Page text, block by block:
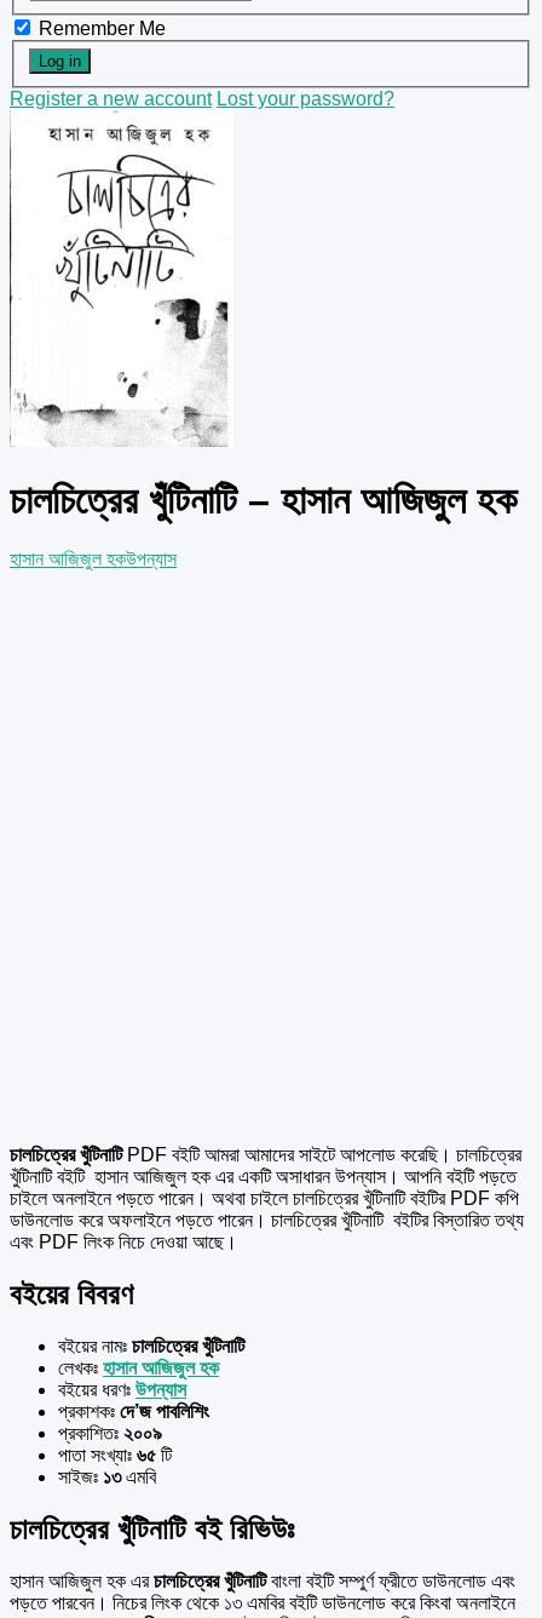
Remember Me
Register a new account Lost your password?
চালচিত্রের খুঁটিনাটি – হাসান আজিজুল হক
হাসান আজিজুল হকউপন্যাস
চালচিত্রের খুঁটিনাটিPDF বইটি আমরা আমাদের সাইটে আপলোড করেছি। চালচিত্রের
খুঁটিনাটি বইটি হাসান আজিজুল হক এর একটি অসাধারন উপন্যাস। আপনি বইটি পড়তে
চাইলে অনলাইনে পড়তে পারেন। অথবা চাইলে চালচিত্রের খুঁটিনাটি বইটির PDF কপি
ডাউনলোড করে অফলাইনে পড়তে পারেন। চালচিত্রের খুঁটিনাটি বইটির বিস্তারিত তথ্য
এবং PDF লিংক নিচে দেওয়া আছে।
বইয়ের বিবরণ
বইয়ের নামঃ চালচিত্রের খুঁটিনাটি
লেখকঃ হাসান আজিজুল হক
বইয়ের ধরণঃ উপন্যাস
প্রকাশকঃ দে’জ পাবলিশিং
প্রকাশিতঃ ২০০৯
পাতা সংখ্যাঃ ৬৫ টি
সাইজঃ ১৩এমবি
চালচিত্রের খুঁটিনাটি বই রিভিউঃ
হাসান আজিজুল হক এরচালচিত্রের খুঁটিনাটিবাংলা বইটি সম্পুর্ণ ফ্রীতে ডাউনলোড এবং
পড়তে পারবেন। নিচের লিংক থেকে ১৩ এমবির বইটি ডাউনলোড করে কিংবা অনলাইনে